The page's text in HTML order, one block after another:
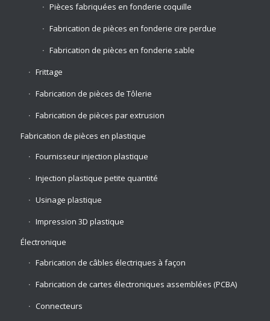
Pièces fabriquées en fonderie coquille
Fabrication de pièces en fonderie cire perdue
Fabrication de pièces en fonderie sable
Frittage
Fabrication de pièces de Tôlerie
Fabrication de pièces par extrusion
Fabrication de pièces en plastique
Fournisseur injection plastique
Injection plastique petite quantité
Usinage plastique
Impression 3D plastique
Électronique
Fabrication de câbles électriques à façon
Fabrication de cartes électroniques assemblées (PCBA)
Connecteurs